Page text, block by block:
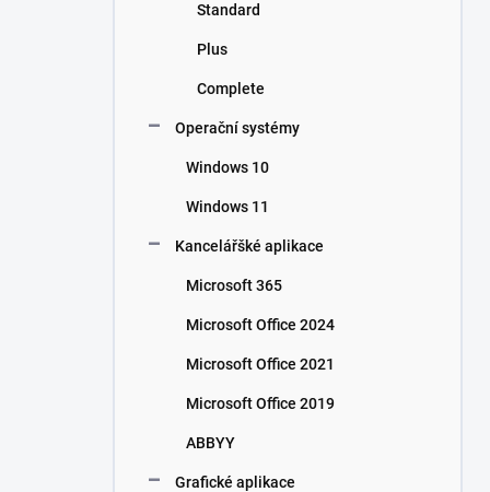
Standard
Plus
Complete
Operační systémy
Windows 10
Windows 11
Kancelářšké aplikace
Microsoft 365
Microsoft Office 2024
Microsoft Office 2021
Microsoft Office 2019
ABBYY
Grafické aplikace